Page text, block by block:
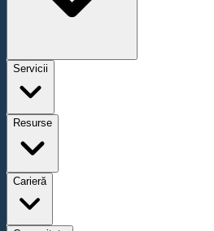
Servicii
Resurse
Carieră